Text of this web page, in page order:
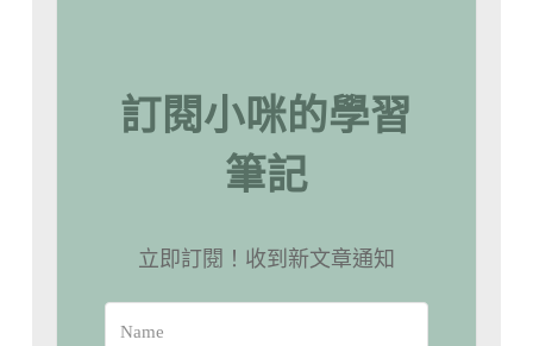
訂閱小咪的學習
筆記
立即訂閱！收到新文章通知